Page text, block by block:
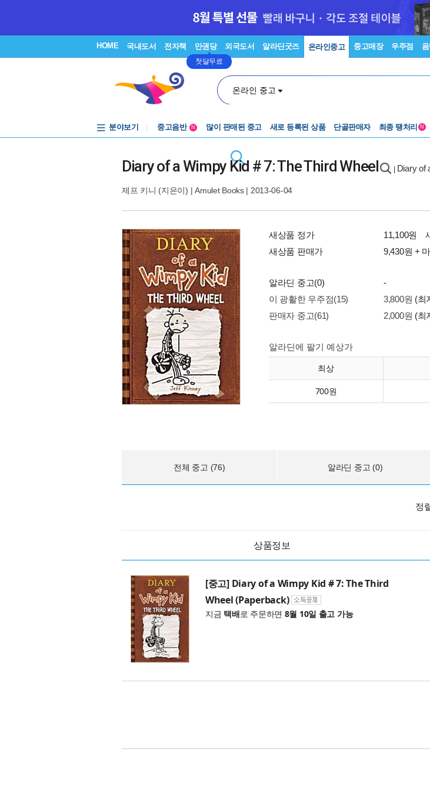
HOME 국내도서 전자책 만권당
첫달무료
외국도서 알라딘굿즈 온라인중고 중고매장 우주점
온라인 중고
분야보기
중고음반
N 많이 판매된 중고 새로 등록된 상품 단골판매자 최종 땡처리 N
Diary of a Wimpy Kid # 7: The Third Wheel Diary of
제프 키니 (지은이) |Amulet Books| 2013-06-04
새상품 정가 11,100원
새상품 판매가
9,430원 +
알라딘 중고(0)
-
이 광활한 우주점(15)
3,800원 (최
판매자 중고(61)
2,000원 (최
알라딘에 팔기 예상가
최상
700원
전체 중고 (76) 알라딘 중고 (0)
정
상품정보
[중고] Diary of a Wimpy Kid # 7: The Third
Wheel (Paperback)
지금 택배로 주문하면 8월 10일 출고 가능